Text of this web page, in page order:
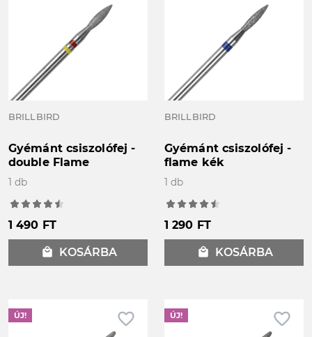
BRILLBIRD
Gyémánt csiszolófej -
double Flame
1 db
1 490 FT
local_mall KOSÁRBA
BRILLBIRD
Gyémánt csiszolófej -
flame kék
1 db
1 290 FT
local_mall KOSÁRBA
favorite_border
ÚJ! favorite_border
ÚJ!